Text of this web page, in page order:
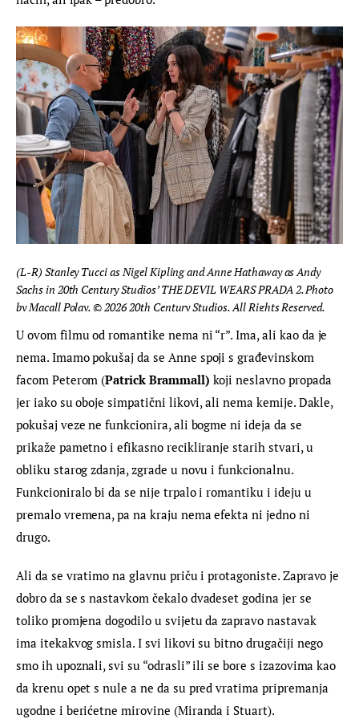
(L-R) Stanley Tucci as Nigel Kipling and Anne Hathaway as Andy
Sachs in 20th Century Studios’ THE DEVIL WEARS PRADA 2. Photo
by Macall Polay. © 2026 20th Century Studios. All Rights Reserved.
U ovom filmu od romantike nema ni “r”. Ima, ali kao da je
nema. Imamo pokušaj da se Anne spoji s građevinskom
facom Peterom (Patrick Brammall) koji neslavno propada
jer iako su oboje simpatični likovi, ali nema kemije. Dakle,
pokušaj veze ne funkcionira, ali bogme ni ideja da se
prikaže pametno i efikasno recikliranje starih stvari, u
obliku starog zdanja, zgrade u novu i funkcionalnu.
Funkcioniralo bi da se nije trpalo i romantiku i ideju u
premalo vremena, pa na kraju nema efekta ni jedno ni
drugo.
Ali da se vratimo na glavnu priču i protagoniste. Zapravo je
dobro da se s nastavkom čekalo dvadeset godina jer se
toliko promjena dogodilo u svijetu da zapravo nastavak
ima itekakvog smisla. I svi likovi su bitno drugačiji nego
smo ih upoznali, svi su “odrasli” ili se bore s izazovima kao
da krenu opet s nule a ne da su pred vratima pripremanja
ugodne i berićetne mirovine (Miranda i Stuart).